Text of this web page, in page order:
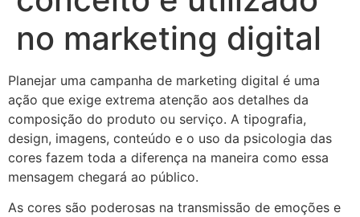
no marketing digital
Planejar uma campanha de marketing digital é uma
ação que exige extrema atenção aos detalhes da
composição do produto ou serviço. A tipografia,
design, imagens, conteúdo e o uso da psicologia das
cores fazem toda a diferença na maneira como essa
mensagem chegará ao público.
As cores são poderosas na transmissão de emoções e